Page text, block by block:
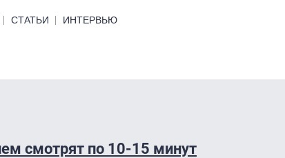
СТАТЬИ ИНТЕРВЬЮ
смотрят по 10-15 минут